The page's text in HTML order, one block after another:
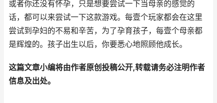
或者你还没有怀孕，只是想要尝试一下当母亲的感觉的
话，都可以来尝试一下这款游戏。每壹个玩家都会在这里
尝试到孕妇的不易和辛苦，为了孕育孩子，每壹个母亲都
是辉煌的。孩子出生以后，你要悉心地照顾他成长。
这篇文章小编将由作者原创投稿公开,转载请务必注明作者
信息及出处。